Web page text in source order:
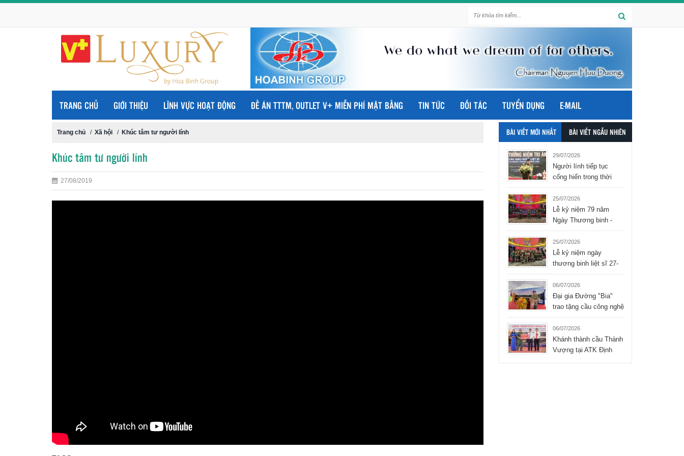
TRANG CHỦ GIỚI THIỆU LĨNH VỰC HOẠT ĐỘNG ĐỀ ÁN TTTM, OUTLET V+ MIỄN PHÍ MẶT BẰNG TIN TỨC ĐỐI TÁC TUYỂN DỤNG E-MAIL
Trang chủ / Xã hội / Khúc tâm tư người lính
Khúc tâm tư người lính
27/08/2019
BÀI VIẾT MỚI NHẤT BÀI VIẾT NGẪU NHIÊN
29/07/2026
Người lính tiếp tục
cống hiến trong thời
Bình Group
25/07/2026
Lễ kỷ niệm 79 năm
Ngày Thương binh -
Tập đoàn Hòa Bình
25/07/2026
Lễ kỷ niệm ngày
thương binh liệt sĩ 27-
TNHH Hòa Bình
06/07/2026
Đại gia Đường "Bia"
trao tặng cầu công nghệ
- Thái Nguyên
06/07/2026
Khánh thành cầu Thành
Vượng tại ATK Định